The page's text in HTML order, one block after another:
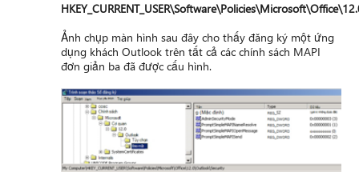
Ảnh chụp màn hình sau đây cho thấy đăng ký một ứng
dụng khách Outlook trên tất cả các chính sách MAPI
đơn giản ba đã được cấu hình.